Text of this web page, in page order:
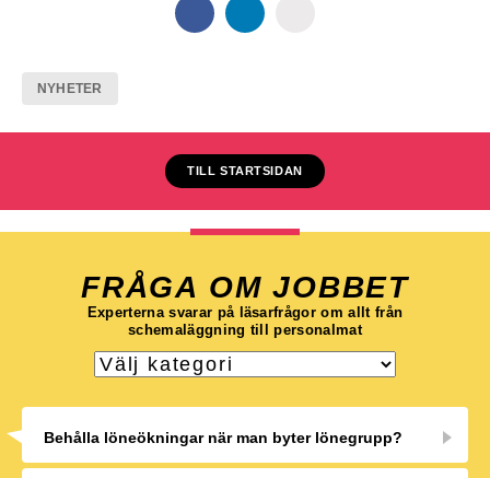
NYHETER
TILL STARTSIDAN
FRÅGA OM JOBBET
Experterna svarar på läsarfrågor om allt från
schemaläggning till personalmat
Behålla löneökningar när man byter lönegrupp?